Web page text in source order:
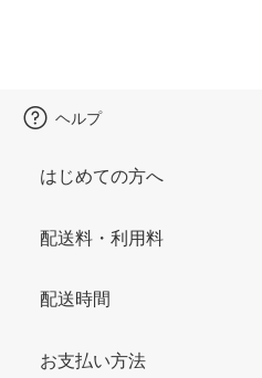
ヘルプ
はじめての方へ
配送料・利用料
配送時間
お支払い方法